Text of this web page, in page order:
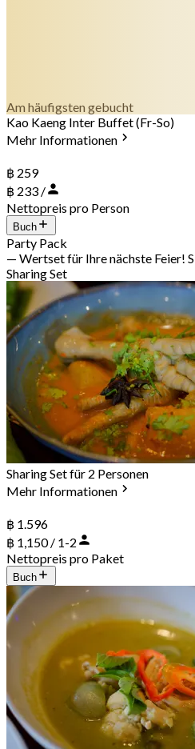
Am häufigsten gebucht
Kao Kaeng Inter Buffet (Fr-So)
Mehr Informationen
฿ 259
฿ 233 /
Nettopreis pro Person
Buch
Party Pack
— Wertset für Ihre nächste Feier!
Sharing Set
Sharing Set für 2 Personen
Mehr Informationen
฿ 1.596
฿ 1,150 / 1-2
Nettopreis pro Paket
Buch